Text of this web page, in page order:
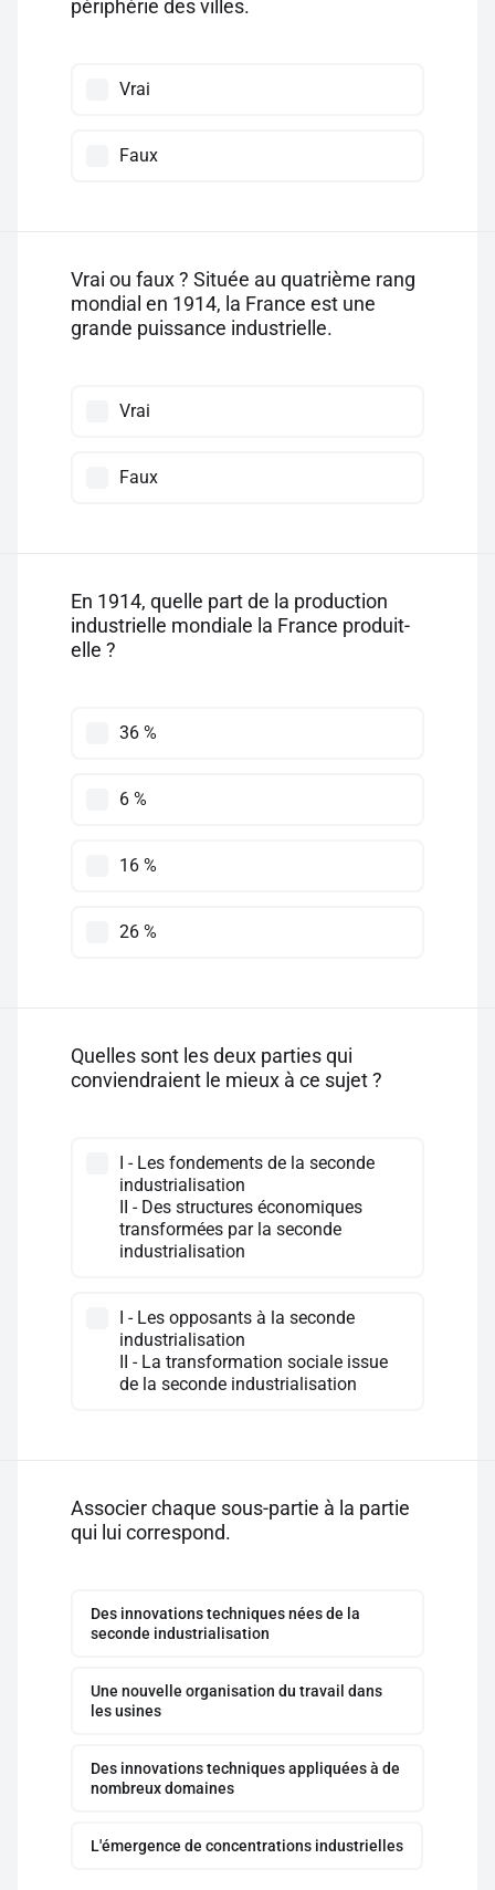
périphérie des villes.
Vrai
Faux
Vrai ou faux ? Située au quatrième rang
mondial en 1914, la France est une
grande puissance industrielle.
Vrai
Faux
En 1914, quelle part de la production
industrielle mondiale la France produit-
elle ?
36 %
6 %
16 %
26 %
Quelles sont les deux parties qui
conviendraient le mieux à ce sujet ?
I - Les fondements de la seconde
industrialisation
II - Des structures économiques
transformées par la seconde
industrialisation
I - Les opposants à la seconde
industrialisation
II - La transformation sociale issue
de la seconde industrialisation
Associer chaque sous-partie à la partie
qui lui correspond.
Des innovations techniques nées de la
seconde industrialisation
Une nouvelle organisation du travail dans
les usines
Des innovations techniques appliquées à de
nombreux domaines
L'émergence de concentrations industrielles